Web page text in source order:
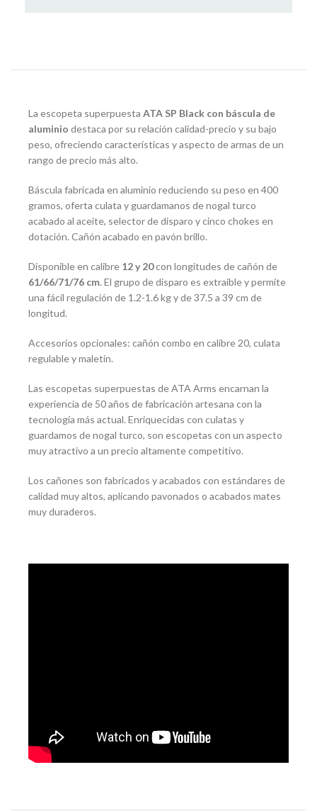
La escopeta superpuesta ATA SP Black con báscula de
aluminio destaca por su relación calidad-precio y su bajo
peso, ofreciendo características y aspecto de armas de un
rango de precio más alto.
Báscula fabricada en aluminio reduciendo su peso en 400
gramos, oferta culata y guardamanos de nogal turco
acabado al aceite, selector de disparo y cinco chokes en
dotación. Cañón acabado en pavón brillo.
Disponible en calibre 12 y 20con longitudes de cañón de
61/66/71/76 cm. El grupo de disparo es extraíble y permite
una fácil regulación de 1.2-1.6 kg y de 37.5 a 39 cm de
longitud.
Accesorios opcionales: cañón combo en calibre 20, culata
regulable y maletín.
Las escopetas superpuestas de ATA Arms encarnan la
experiencia de 50 años de fabricación artesana con la
tecnología más actual. Enriquecidas con culatas y
guardamos de nogal turco, son escopetas con un aspecto
muy atractivo a un precio altamente competitivo.
Los cañones son fabricados y acabados con estándares de
calidad muy altos, aplicando pavonados o acabados mates
muy duraderos.